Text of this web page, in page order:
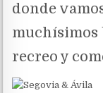
donde
muchísimos
recreo y